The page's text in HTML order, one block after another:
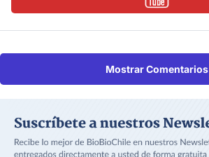
Mostrar Comentarios